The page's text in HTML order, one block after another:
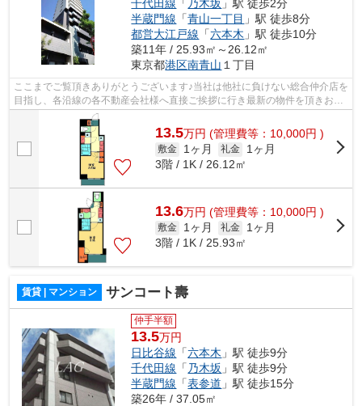
千代田線 「 乃木坂 」駅 徒歩2分
半蔵門線 「青山一丁目 」駅 徒歩8分
都営大江戸線 「六本木 」駅 徒歩10分
築11年 / 25.93㎡～26.12㎡
東京都港区南青山 １丁目
ここまでご覧頂きありがとうございます♪当社は他社に負けない総合仲介店を
目指し、各沿線の各不動産会社様へ直接ご挨拶に行き最新の物件を頂きお客
様へ提供しております！最新の情報は...
13.5万円 (管理費等：10,000円 )
敷金 1ヶ月 礼金
1ヶ月
3階 / 1K / 26.12㎡
13.6万円 (管理費等：10,000円 )
敷金 1ヶ月 礼金
1ヶ月
3階 / 1K / 25.93㎡
賃貸 | マンション サンコート壽
仲手半額
13.5万円
日比谷線 「六本木 」駅 徒歩9分
千代田線 「乃木坂 」駅 徒歩9分
半蔵門線 「表参道 」駅 徒歩15分
築26年 / 37.05㎡